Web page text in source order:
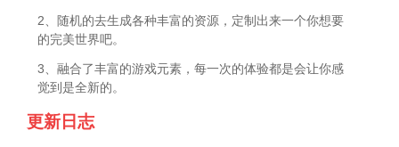
2、随机的去生成各种丰富的资源，定制出来一个你想要
的完美世界吧。
3、融合了丰富的游戏元素，每一次的体验都是会让你感
觉到是全新的。
更新日志